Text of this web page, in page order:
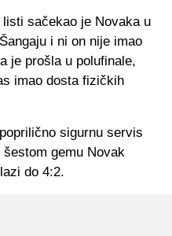
sačekao je Novaka u
i ni on nije imao
je prošla u polufinale,
imao dosta fizičkih
sigurnu servis
gemu Novak
do 4:2.